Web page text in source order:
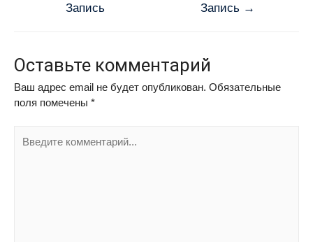
Запись
Запись →
Оставьте комментарий
Ваш адрес email не будет опубликован. Обязательные
поля помечены *